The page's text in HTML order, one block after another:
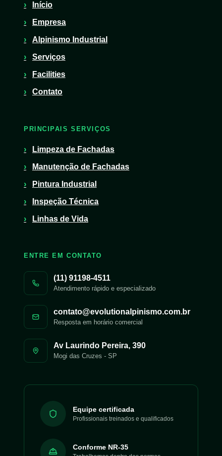
Início
Empresa
Alpinismo Industrial
Serviços
Facilities
Contato
PRINCIPAIS SERVIÇOS
Limpeza de Fachadas
Manutenção de Fachadas
Pintura Industrial
Inspeção Técnica
Linhas de Vida
ENTRE EM CONTATO
(11) 91198-4511
Atendimento rápido e especializado
contato@evolutionalpinismo.com.br
Resposta em horário comercial
Av Laurindo Pereira, 390
Mogi das Cruzes - SP
Equipe certificada
Profissionais treinados e qualificados
Conforme NR-35